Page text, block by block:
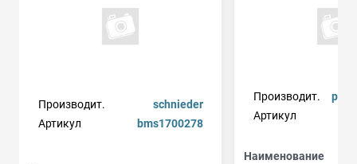
Производит.
schnieder
Артикул
bms1700278
Производит.
Артикул
Наименование